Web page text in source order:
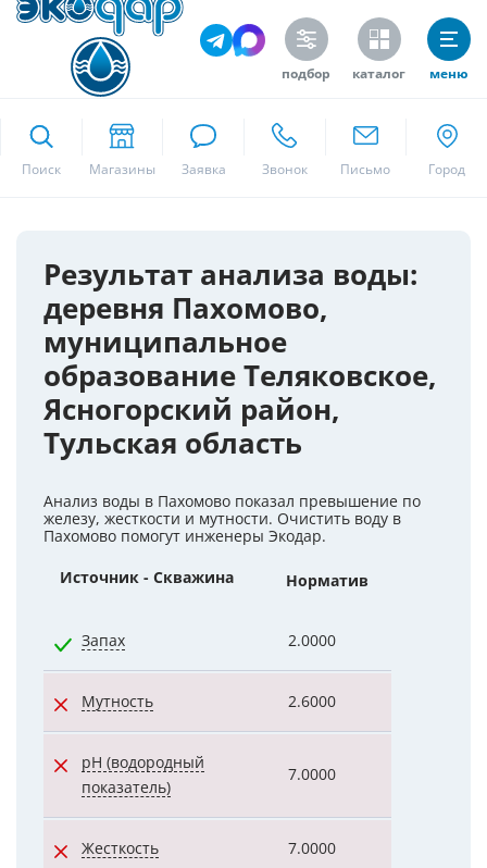
подбор каталог меню
Поиск
Результат анализа воды:
деревня Пахомово,
муниципальное
образование Теляковское,
Ясногорский район,
Тульская область
Анализ воды в Пахомово показал превышение по
железу, жесткости и мутности. Очистить воду в
Пахомово помогут инженеры Экодар.
Источник - Скважина Норматив
Запах 2.0000
Мутность 2.6000
pH (водородный
показатель)
7.0000
Жесткость 7.0000